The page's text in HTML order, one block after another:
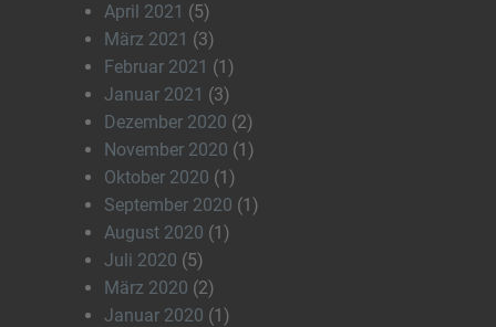
April 2021 (5)
März 2021 (3)
Februar 2021 (1)
Januar 2021 (3)
Dezember 2020 (2)
November 2020 (1)
Oktober 2020 (1)
September 2020 (1)
August 2020 (1)
Juli 2020 (5)
März 2020 (2)
Januar 2020 (1)